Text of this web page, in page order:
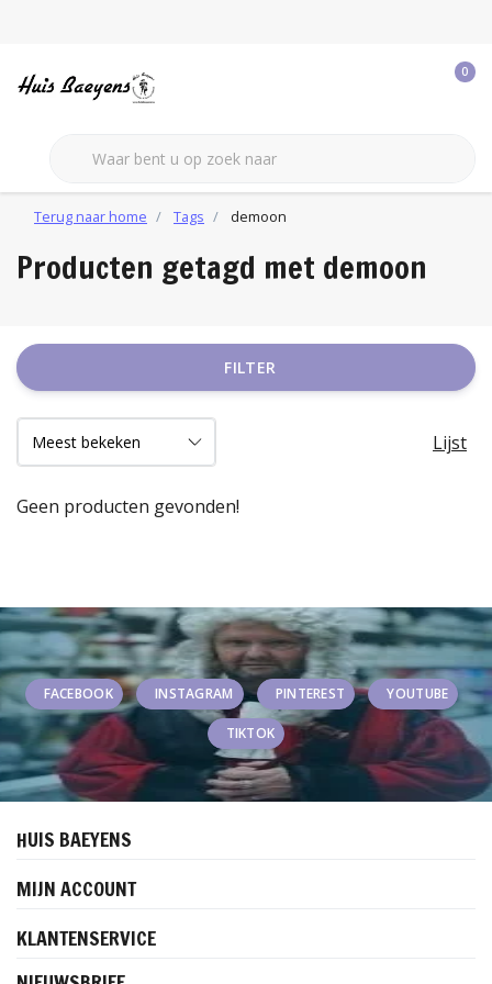
0
Terug naar home Tags demoon
Producten getagd met demoon
FILTER
Lijst
Geen producten gevonden!
FACEBOOK INSTAGRAM PINTEREST YOUTUBE
TIKTOK
HUIS BAEYENS
MIJN ACCOUNT
KLANTENSERVICE